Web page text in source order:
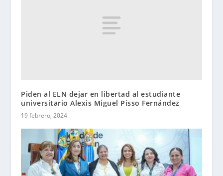
Piden al ELN dejar en libertad al estudiante
universitario Alexis Miguel Pisso Fernández
19 febrero, 2024